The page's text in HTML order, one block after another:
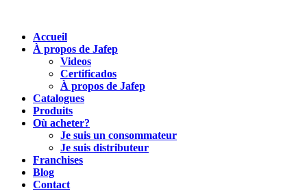
Accueil
À propos de Jafep
Videos
Certificados
À propos de Jafep
Catalogues
Produits
Où acheter?
Je suis un consommateur
Je suis distributeur
Franchises
Blog
Contact